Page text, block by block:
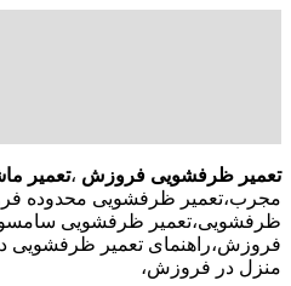
تعمیر ظرفشویی فروزش ،تعمیر
مجرب،تعمیر ظرفشویی محدوده
ظرفشویی،تعمیر ظرفشویی
فروزش،راهنمای تعمیر ظرفشویی
منزل در فروزش،